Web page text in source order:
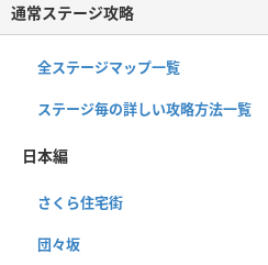
通常ステージ攻略
全ステージマップ一覧
ステージ毎の詳しい攻略方法一覧
日本編
さくら住宅街
団々坂